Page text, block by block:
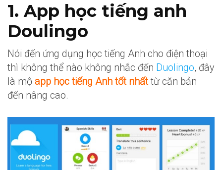
1. App học tiếng anh
Doulingo
Nói đến ứng dụng học tiếng Anh cho điện thoại
thì không thể nào không nhắc đến Duolingo, đây
là mộ app học tiếng Anh tốt nhấttừ căn bản
đến nâng cao.